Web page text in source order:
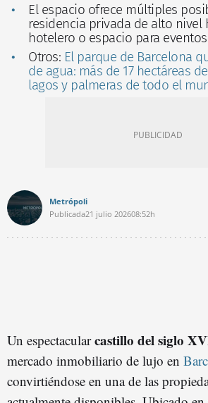
El espacio ofrece múltiples
residencia privada de alto nivel
hotelero o espacio para
Otros: El parque de Barcelona
de agua: más de 17 hectáreas
lagos y palmeras de todo el
Metrópoli
Publicada21 julio 202608:52h
Un espectacularcastillo del siglo
mercado inmobiliario de lujo en
convirtiéndose en una de las